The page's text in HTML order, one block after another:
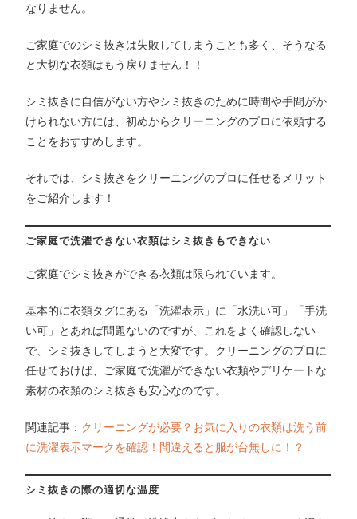
なりません。
ご家庭でのシミ抜きは失敗してしまうことも多く、そうなる
と大切な衣類はもう戻りません！！
シミ抜きに自信がない方やシミ抜きのために時間や手間がか
けられない方には、初めからクリーニングのプロに依頼する
ことをおすすめします。
それでは、シミ抜きをクリーニングのプロに任せるメリット
をご紹介します！
ご家庭で洗濯できない衣類はシミ抜きもできない
ご家庭でシミ抜きができる衣類は限られています。
基本的に衣類タグにある「洗濯表示」に「水洗い可」「手洗
い可」とあれば問題ないのですが、これをよく確認しない
で、シミ抜きしてしまうと大変です。クリーニングのプロに
任せておけば、ご家庭で洗濯ができない衣類やデリケートな
素材の衣類のシミ抜きも安心なのです。
関連記事： クリーニングが必要？お気に入りの衣類は洗う前
に洗濯表示マークを確認！間違えると服が台無しに！？
シミ抜きの際の適切な温度